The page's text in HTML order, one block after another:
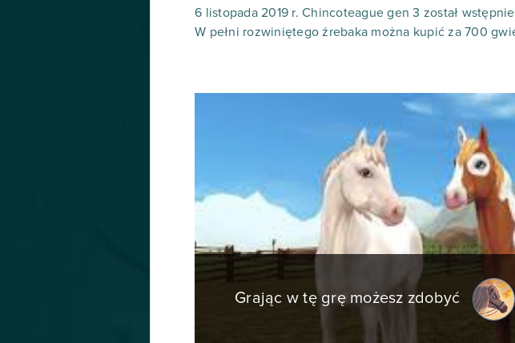
6 listopada 2019 r. Chincoteague gen 3 został
W pełni rozwiniętego źrebaka można kupić za 700
Grając w tę grę możesz zdobyć